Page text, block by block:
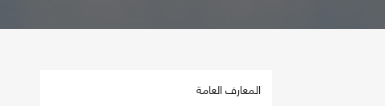
المعارف العامة